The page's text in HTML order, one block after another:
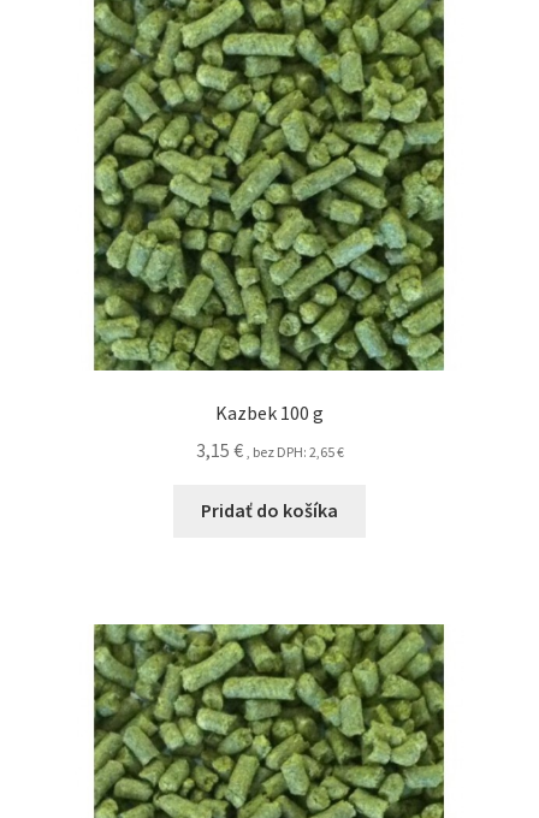
Kazbek 100 g
3,15 € , bez DPH: 2,65€
Pridať do košíka